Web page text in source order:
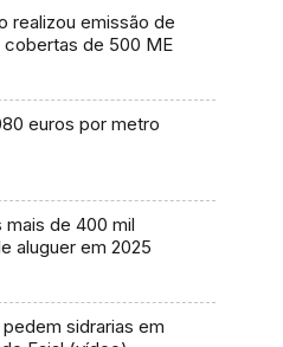
realizou emissão de
de 500 ME
euros por metro
mais de 400 mil
aluguer em 2025
sidrarias em